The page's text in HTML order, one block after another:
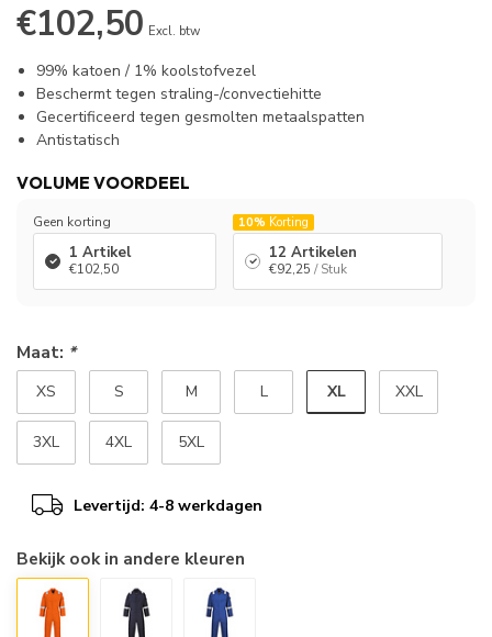
€102,50 Excl. btw
99% katoen / 1% koolstofvezel
Beschermt tegen straling-/convectiehitte
Gecertificeerd tegen gesmolten metaalspatten
Antistatisch
VOLUME VOORDEEL
Geen korting
1 Artikel
€102,50
10% Korting
12 Artikelen
€92,25 / Stuk
Maat: *
XS S M L XL XXL
3XL 4XL 5XL
Levertijd: 4-8 werkdagen
Bekijk ook in andere kleuren